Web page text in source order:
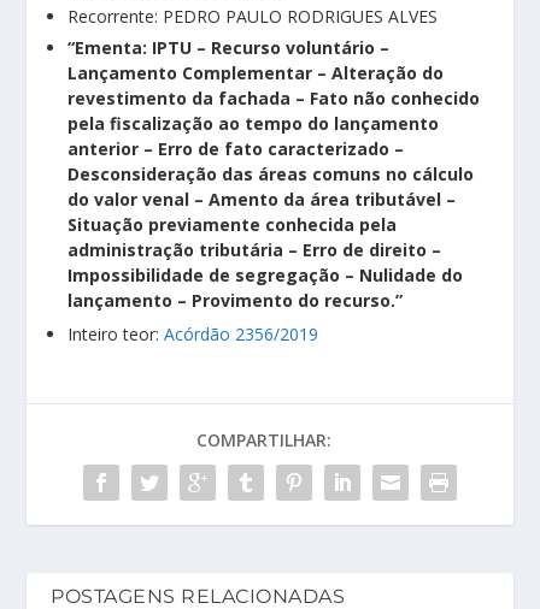
Recorrente: PEDRO PAULO RODRIGUES ALVES
“Ementa: IPTU – Recurso voluntário –
Lançamento Complementar – Alteração do
revestimento da fachada – Fato não conhecido
pela fiscalização ao tempo do lançamento
anterior – Erro de fato caracterizado –
Desconsideração das áreas comuns no cálculo
do valor venal – Amento da área tributável –
Situação previamente conhecida pela
administração tributária – Erro de direito –
Impossibilidade de segregação – Nulidade do
lançamento – Provimento do recurso.”
Inteiro teor:Acórdão 2356/2019
COMPARTILHAR:
POSTAGENS RELACIONADAS